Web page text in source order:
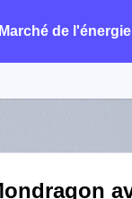
Marché de l'énergie